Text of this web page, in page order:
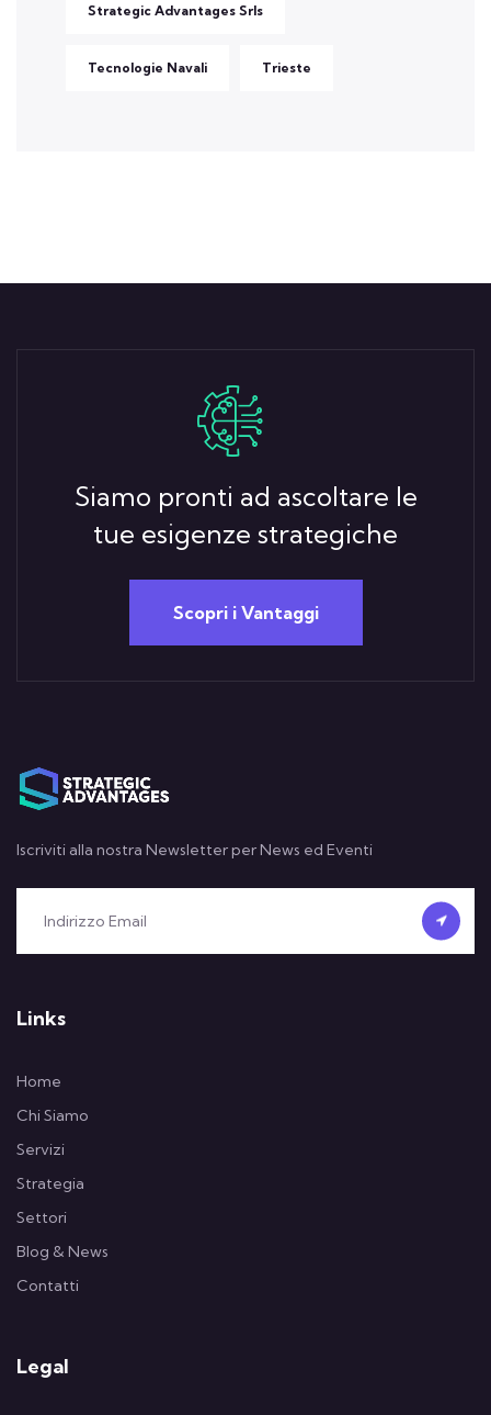
Strategic Advantages Srls
Tecnologie Navali Trieste
Siamo pronti ad ascoltare le
tue esigenze strategiche
Scopri i Vantaggi
Iscriviti alla nostra Newsletter per News ed Eventi
Links
Home
Chi Siamo
Servizi
Strategia
Settori
Blog & News
Contatti
Legal